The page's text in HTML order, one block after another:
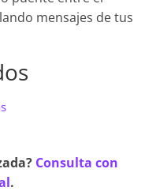
mensajes de tus
Consulta con
.